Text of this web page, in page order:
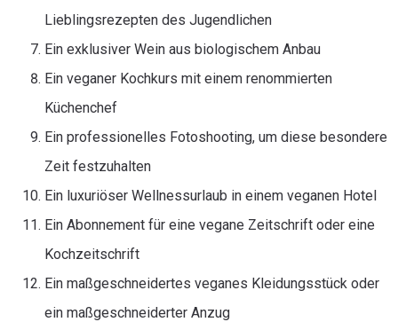
Lieblingsrezepten des Jugendlichen
Ein exklusiver Wein aus biologischem Anbau
Ein veganer Kochkurs mit einem renommierten
Küchenchef
Ein professionelles Fotoshooting, um diese besondere
Zeit festzuhalten
Ein luxuriöser Wellnessurlaub in einem veganen Hotel
Ein Abonnement für eine vegane Zeitschrift oder eine
Kochzeitschrift
Ein maßgeschneidertes veganes Kleidungsstück oder
ein maßgeschneiderter Anzug